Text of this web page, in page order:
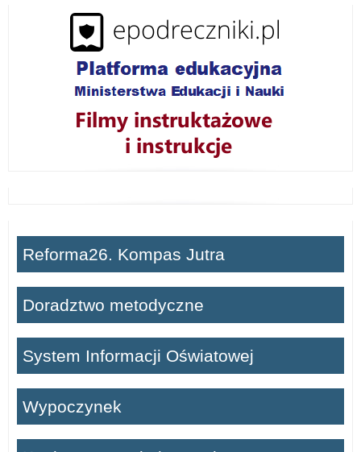
wychowania
do
życia
w
rodzinie”.
Reforma26. Kompas Jutra
Doradztwo metodyczne
System Informacji Oświatowej
Wypoczynek